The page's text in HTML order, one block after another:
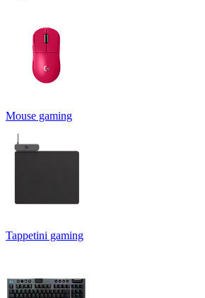
Mouse gaming
Tappetini gaming